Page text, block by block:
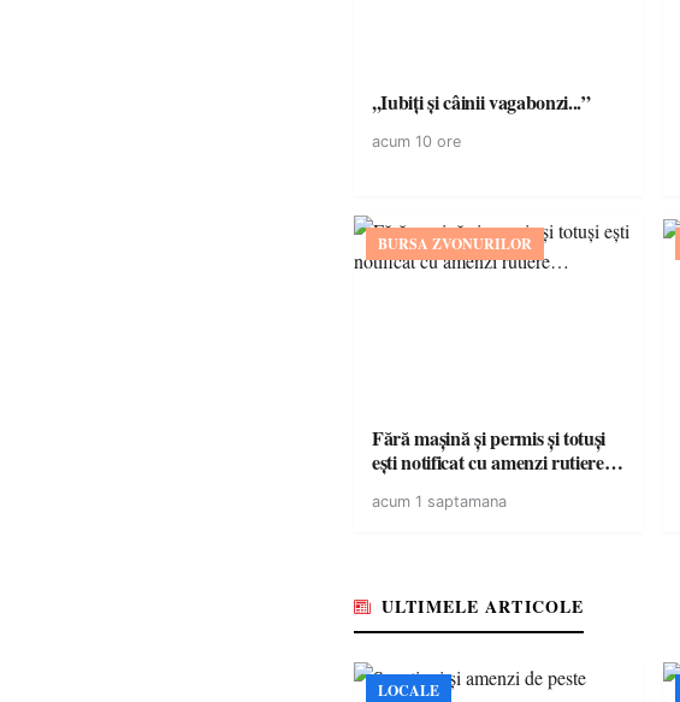
,,Iubiți și câinii vagabonzi...”
acum 10 ore
BURSA ZVONURILOR
Fără mașină și permis și totuși
ești notificat cu amenzi rutiere…
acum 1 saptamana
ULTIMELE ARTICOLE
LOCALE